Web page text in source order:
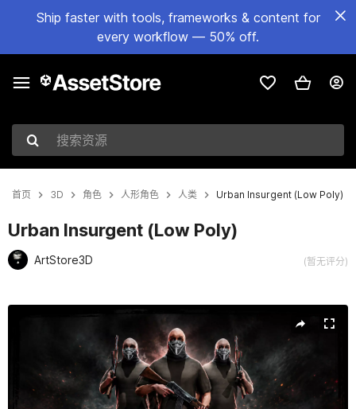
Ship faster with tools, frameworks & content for
every workflow — 50% off.
搜索资源
首页 3D 角色 人形角色 人类 Urban Insurgent (Low Poly)
Urban Insurgent (Low Poly)
ArtStore3D (暂无评分)
当前幻灯片：1 / 5